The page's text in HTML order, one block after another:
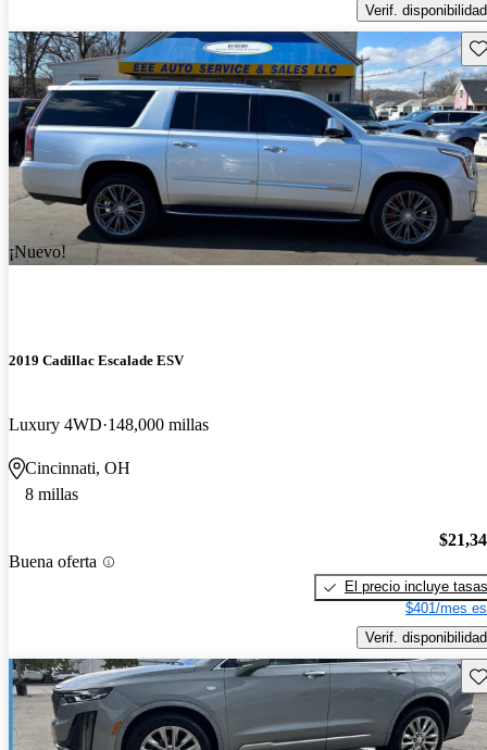
Verif. disponibilidad
¡Nuevo!
2019 Cadillac Escalade ESV
Luxury 4WD 148,000 millas
Cincinnati, OH
8 millas
Buena oferta
El precio incluye tasas
$401/mes
Verif. disponibilidad